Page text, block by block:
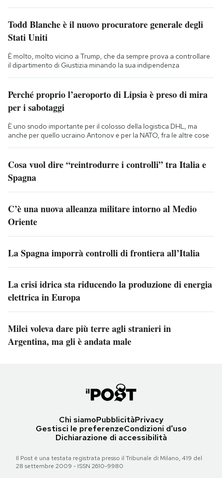
Todd Blanche è il nuovo procuratore generale degli
Stati Uniti
È molto, molto vicino a Trump, che da sempre prova a controllare
il dipartimento di Giustizia minando la sua indipendenza
Perché proprio l’aeroporto di Lipsia è preso di mira
per i sabotaggi
È uno snodo importante per il colosso della logistica DHL, ma
anche per quello ucraino Antonov e per la NATO, fra le altre cose
Cosa vuol dire “reintrodurre i controlli” tra Italia e
Spagna
C’è una nuova alleanza militare intorno al Medio
Oriente
La Spagna imporrà controlli di frontiera all’Italia
La crisi idrica sta riducendo la produzione di energia
elettrica in Europa
Milei voleva dare più terre agli stranieri in
Argentina, ma gli è andata male
Chi siamoPubblicitàPrivacy
Gestisci le preferenzeCondizioni d'uso
Dichiarazione di accessibilità
Il Post è una testata registrata presso il Tribunale di Milano, 419 del
28 settembre 2009 - ISSN 2610-9980